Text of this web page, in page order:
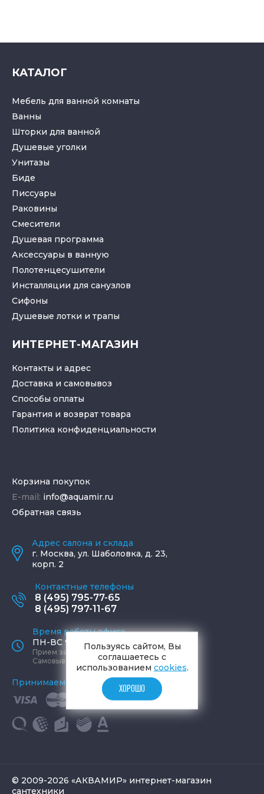
КАТАЛОГ
Мебель для ванной комнаты
Ванны
Шторки для ванной
Душевые уголки
Унитазы
Биде
Писсуары
Раковины
Смесители
Душевая программа
Аксессуары в ванную
Полотенцесушители
Инсталляции для санузлов
Cифоны
Душевые лотки и трапы
ИНТЕРНЕТ-МАГАЗИН
Контакты и адрес
Доставка и самовывоз
Способы оплаты
Гарантия и возврат товара
Политика конфиденциальности
Корзина покупок
E-mail: info@aquamir.ru
Обратная связь
Адрес салона и склада
г. Москва, ул. Шаболовка, д. 23,
корп. 2
Контактные телефоны
8 (495) 795-77-65
8 (495) 797-11-67
Время работы офиса
ПН-ВС 9:00 - 19:00
Прием заказов круглосуточно
Самовывоз ПН-СБ 9-19, ВС 12-17
Принимаем к оплате
© 2009-2026 «АКВАМИР» интернет-магазин
сантехники
Пользуясь сайтом, Вы
соглашаетесь с
использованием cookies.
ХОРОШО